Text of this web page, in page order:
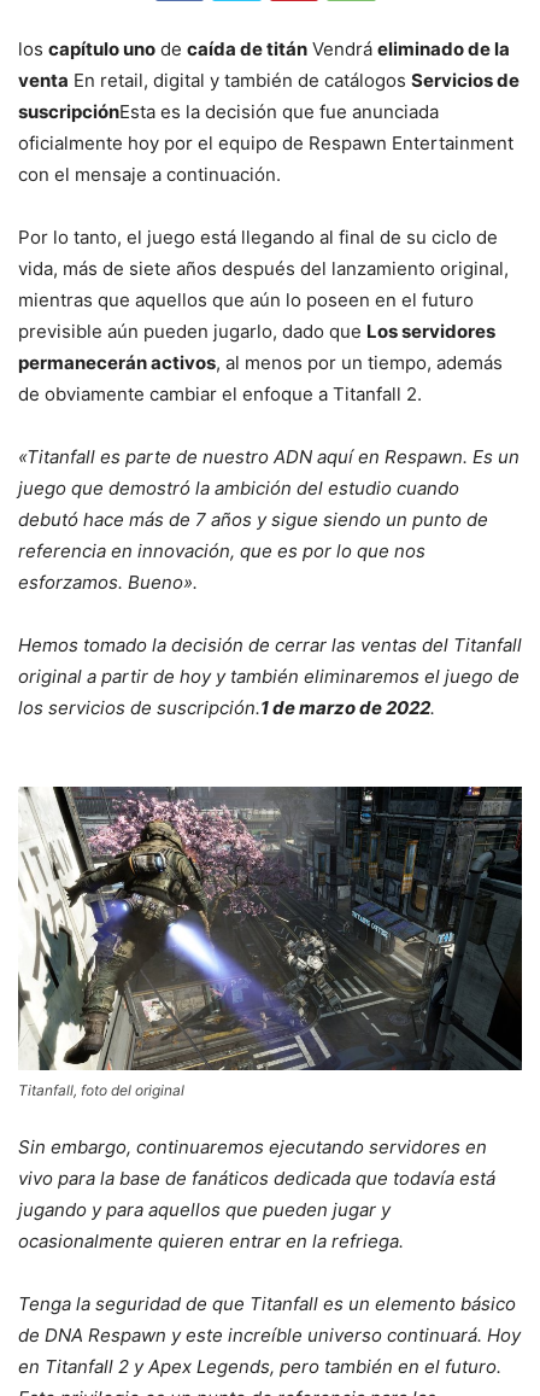
los capítulo uno de caída de titán Vendrá eliminado de la
venta En retail, digital y también de catálogos Servicios de
suscripciónEsta es la decisión que fue anunciada
oficialmente hoy por el equipo de Respawn Entertainment
con el mensaje a continuación.
Por lo tanto, el juego está llegando al final de su ciclo de
vida, más de siete años después del lanzamiento original,
mientras que aquellos que aún lo poseen en el futuro
previsible aún pueden jugarlo, dado que Los servidores
permanecerán activos, al menos por un tiempo, además
de obviamente cambiar el enfoque a Titanfall 2.
«Titanfall es parte de nuestro ADN aquí en Respawn. Es un
juego que demostró la ambición del estudio cuando
debutó hace más de 7 años y sigue siendo un punto de
referencia en innovación, que es por lo que nos
esforzamos. Bueno».
Hemos tomado la decisión de cerrar las ventas del Titanfall
original a partir de hoy y también eliminaremos el juego de
los servicios de suscripción.1 de marzo de 2022.
Titanfall, foto del original
Sin embargo, continuaremos ejecutando servidores en
vivo para la base de fanáticos dedicada que todavía está
jugando y para aquellos que pueden jugar y
ocasionalmente quieren entrar en la refriega.
Tenga la seguridad de que Titanfall es un elemento básico
de DNA Respawn y este increíble universo continuará. Hoy
en Titanfall 2 y Apex Legends, pero también en el futuro.